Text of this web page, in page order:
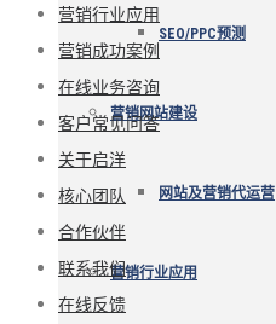
SEO/PPC预测
营销网站建设
网站及营销代运营
营销行业应用
营销行业应用
营销成功案例
在线业务咨询
客户常见问答
关于启洋
核心团队
合作伙伴
联系我们
在线反馈